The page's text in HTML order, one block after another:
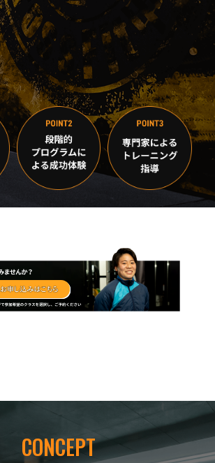
CONCEPT